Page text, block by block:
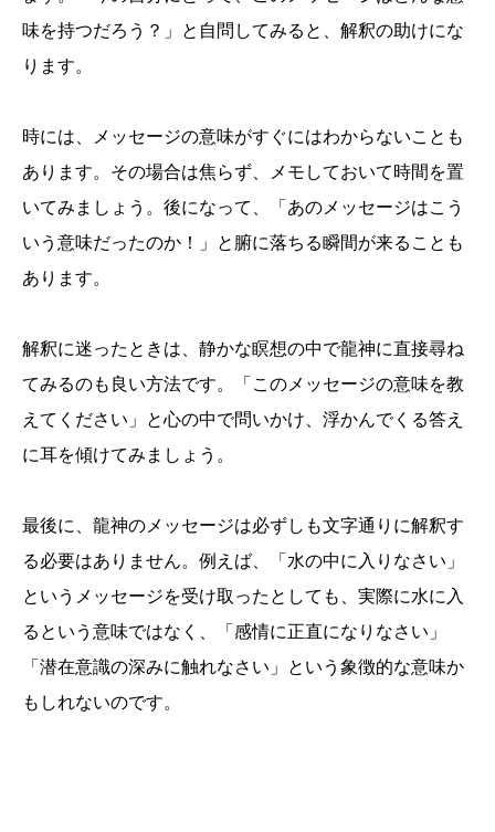
味を持つだろう？」と自問してみると、解釈の助けにな
ります。
時には、メッセージの意味がすぐにはわからないことも
あります。その場合は焦らず、メモしておいて時間を置
いてみましょう。後になって、「あのメッセージはこう
いう意味だったのか！」と腑に落ちる瞬間が来ることも
あります。
解釈に迷ったときは、静かな瞑想の中で龍神に直接尋ね
てみるのも良い方法です。「このメッセージの意味を教
えてください」と心の中で問いかけ、浮かんでくる答え
に耳を傾けてみましょう。
最後に、龍神のメッセージは必ずしも文字通りに解釈す
る必要はありません。例えば、「水の中に入りなさい」
というメッセージを受け取ったとしても、実際に水に入
るという意味ではなく、「感情に正直になりなさい」
「潜在意識の深みに触れなさい」という象徴的な意味か
もしれないのです。